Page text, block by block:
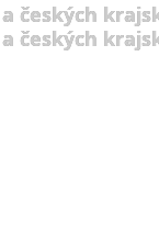
českých
českých